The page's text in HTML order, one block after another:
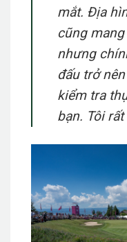
mắt. Địa
cũng
nhưng
đấu trở
kiểm tra
bạn. Tôi